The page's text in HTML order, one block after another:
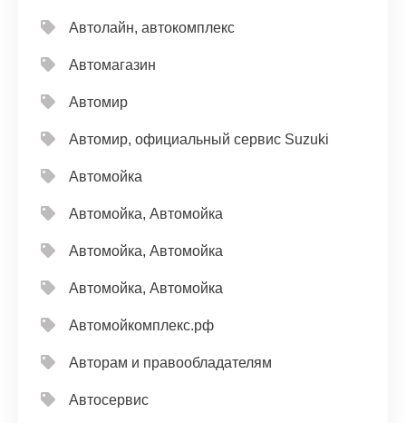
Автолайн, автокомплекс
Автомагазин
Автомир
Автомир, официальный сервис Suzuki
Автомойка
Автомойка, Автомойка
Автомойка, Автомойка
Автомойка, Автомойка
Автомойкомплекс.рф
Авторам и правообладателям
Автосервис